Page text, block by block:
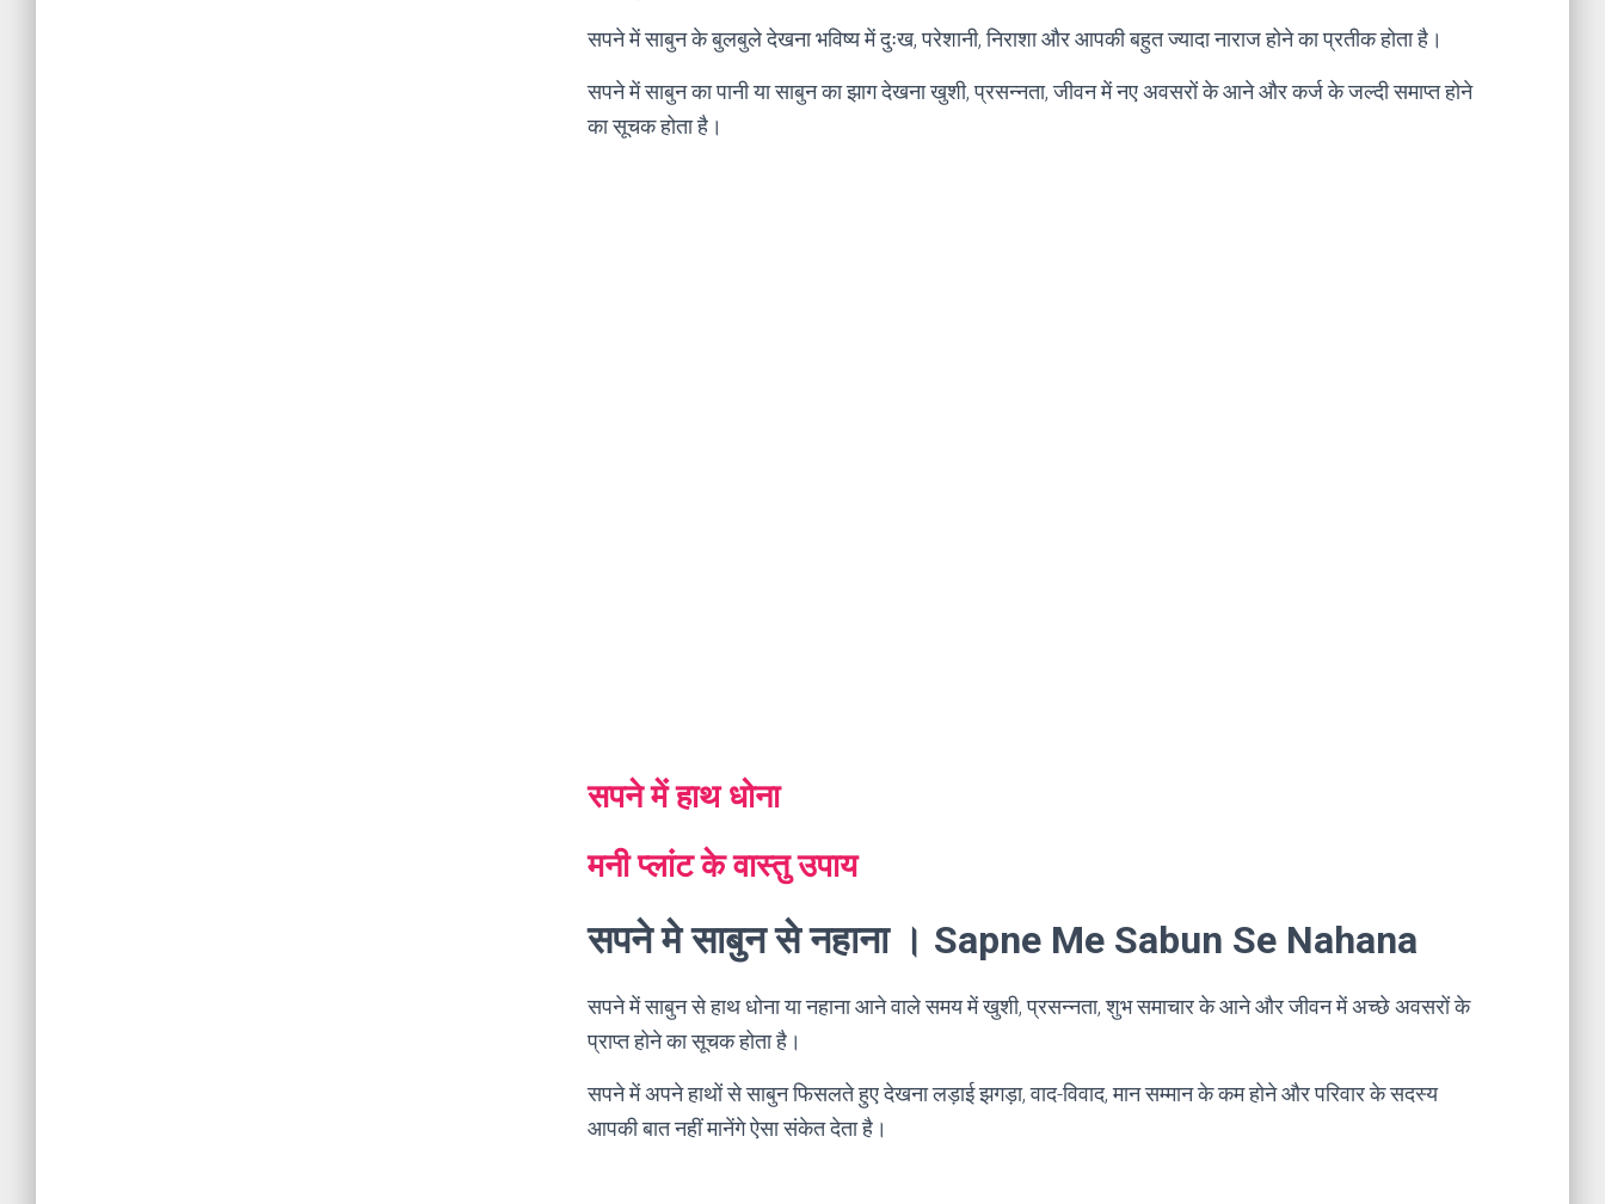
सपने में साबुन के बुलबुले देखना भविष्य में दुःख, परेशानी, निराशा और आपकी बहुत ज्यादा नाराज होने का प्रतीक होता है।
सपने में साबुन का पानी या साबुन का झाग देखना खुशी, प्रसन्नता, जीवन में नए अवसरों के आने और कर्ज के जल्दी समाप्त होने
का सूचक होता है।
सपने में हाथ धोना
मनी प्लांट के वास्तु उपाय
सपने मे साबुन से नहाना । Sapne Me Sabun Se Nahana
सपने में साबुन से हाथ धोना या नहाना आने वाले समय में खुशी, प्रसन्नता, शुभ समाचार के आने और जीवन में अच्छे अवसरों के
प्राप्त होने का सूचक होता है।
सपने में अपने हाथों से साबुन फिसलते हुए देखना लड़ाई झगड़ा, वाद-विवाद, मान सम्मान के कम होने और परिवार के सदस्य
आपकी बात नहीं मानेंगे ऐसा संकेत देता है।